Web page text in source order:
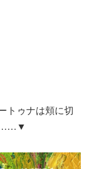
トゥナは頬に切
……▼